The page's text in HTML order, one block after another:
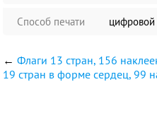
Способ печати цифровой
←Флаги 13 стран, 156
19 стран в форме сердец, 99